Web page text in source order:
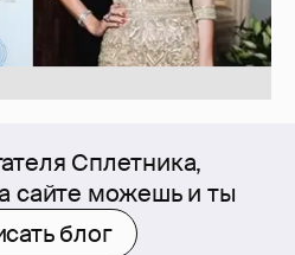
Сплетника,
сайте можешь и ты
блог